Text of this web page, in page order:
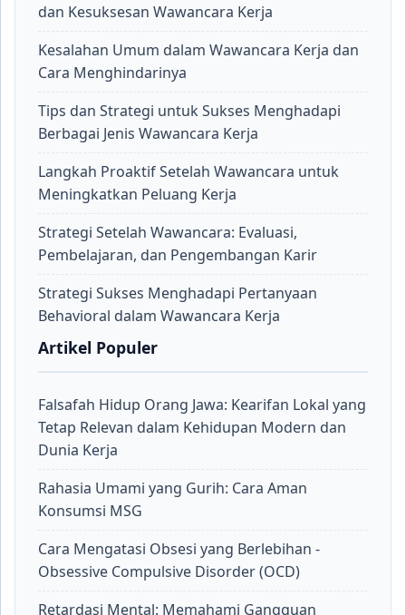
dan Kesuksesan Wawancara Kerja
Kesalahan Umum dalam Wawancara Kerja dan
Cara Menghindarinya
Tips dan Strategi untuk Sukses Menghadapi
Berbagai Jenis Wawancara Kerja
Langkah Proaktif Setelah Wawancara untuk
Meningkatkan Peluang Kerja
Strategi Setelah Wawancara: Evaluasi,
Pembelajaran, dan Pengembangan Karir
Strategi Sukses Menghadapi Pertanyaan
Behavioral dalam Wawancara Kerja
Artikel Populer
Falsafah Hidup Orang Jawa: Kearifan Lokal yang
Tetap Relevan dalam Kehidupan Modern dan
Dunia Kerja
Rahasia Umami yang Gurih: Cara Aman
Konsumsi MSG
Cara Mengatasi Obsesi yang Berlebihan -
Obsessive Compulsive Disorder (OCD)
Retardasi Mental: Memahami Gangguan